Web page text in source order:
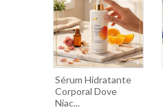
Sérum Hidratante
Corporal Dove
Niac...